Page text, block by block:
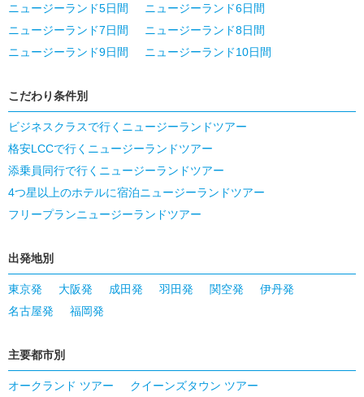
ニュージーランド5日間
ニュージーランド6日間
ニュージーランド7日間
ニュージーランド8日間
ニュージーランド9日間
ニュージーランド10日間
こだわり条件別
ビジネスクラスで行くニュージーランドツアー
格安LCCで行くニュージーランドツアー
添乗員同行で行くニュージーランドツアー
4つ星以上のホテルに宿泊ニュージーランドツアー
フリープランニュージーランドツアー
出発地別
東京発 大阪発 成田発 羽田発 関空発
伊丹発
名古屋発
福岡発
主要都市別
オークランド ツアー
クイーンズタウン ツアー